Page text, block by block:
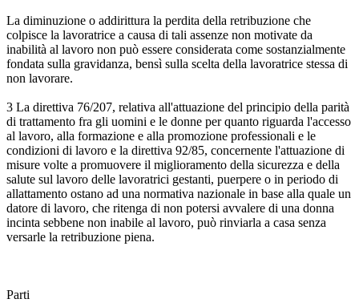
La diminuzione o addirittura la perdita della retribuzione che
colpisce la lavoratrice a causa di tali assenze non motivate da
inabilità al lavoro non può essere considerata come sostanzialmente
fondata sulla gravidanza, bensì sulla scelta della lavoratrice stessa di
non lavorare.
3 La direttiva 76/207, relativa all'attuazione del principio della parità
di trattamento fra gli uomini e le donne per quanto riguarda l'accesso
al lavoro, alla formazione e alla promozione professionali e le
condizioni di lavoro e la direttiva 92/85, concernente l'attuazione di
misure volte a promuovere il miglioramento della sicurezza e della
salute sul lavoro delle lavoratrici gestanti, puerpere o in periodo di
allattamento ostano ad una normativa nazionale in base alla quale un
datore di lavoro, che ritenga di non potersi avvalere di una donna
incinta sebbene non inabile al lavoro, può rinviarla a casa senza
versarle la retribuzione piena.
Parti